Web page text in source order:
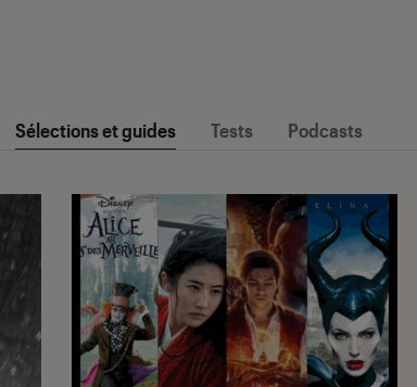
Sélections et guides Tests Podcasts